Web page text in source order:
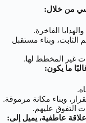
من خلال:
الفاخرة.
الثابت، وبناء مستقبل
غير المخطط لها.
ما يكون:
وبناء مكانة مرموقة.
التفوق عليهم.
عاطفية، يميل إلى: